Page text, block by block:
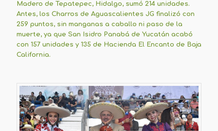
Madero de Tepatepec, Hidalgo, sumó 214 unidades.
Antes, los Charros de Aguascalientes JG finalizó con
259 puntos, sin manganas a caballo ni paso de la
muerte, ya que San Isidro Panabá de Yucatán acabó
con 157 unidades y 135 de Hacienda El Encanto de Baja
California.